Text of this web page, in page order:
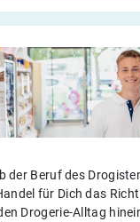
der Beruf des
für Dich das
Drogerie-Alltag